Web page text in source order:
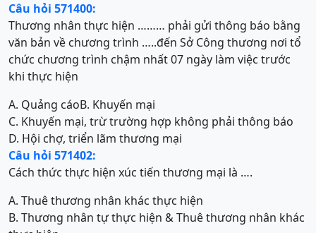
Câu hỏi 571400:
Thương nhân thực hiện ……… phải gửi thông báo bằng
văn bản về chương trình …..đến Sở Công thương nơi tổ
chức chương trình chậm nhất 07 ngày làm việc trước
khi thực hiện
A. Quảng cáoB. Khuyến mại
C. Khuyến mại, trừ trường hợp không phải thông báo
D. Hội chợ, triển lãm thương mại
Câu hỏi 571402:
Cách thức thực hiện xúc tiến thương mại là ….
A. Thuê thương nhân khác thực hiện
B. Thương nhân tự thực hiện & Thuê thương nhân khác